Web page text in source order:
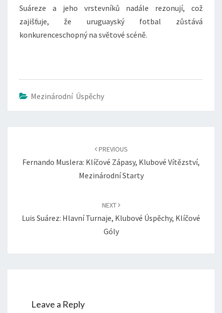
Suáreze a jeho vrstevníků nadále rezonují, což
zajišťuje, že uruguayský fotbal zůstává
konkurenceschopný na světové scéně.
Mezinárodní Úspěchy
PREVIOUS
Fernando Muslera: Klíčové Zápasy, Klubové Vítězství,
Mezinárodní Starty
NEXT
Luis Suárez: Hlavní Turnaje, Klubové Úspěchy, Klíčové
Góly
Leave a Reply